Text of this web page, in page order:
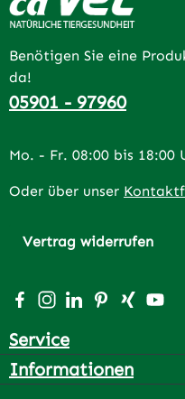
Benötigen Sie eine
da!
05901 - 97960
Mo. - Fr. 08:00 bis 18:00
Oder über unser
Vertrag widerrufen
Besuche uns auf
Schau auf
Vernetze dich
Lass dichSieh
Service
Informationen